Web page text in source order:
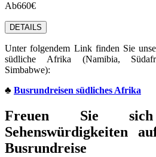
Ab660€
DETAILS
Unter folgendem Link finden Sie
südliche Afrika (Namibia,
Simbabwe):
♣ Busrundreisen südliches Afrika
Freuen Sie
Sehenswürdigkeiten
Busrundreise